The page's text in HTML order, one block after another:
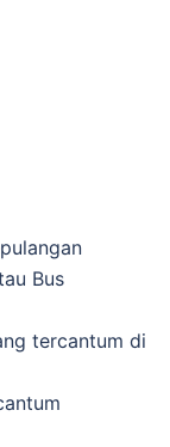
Bus
tercantum di